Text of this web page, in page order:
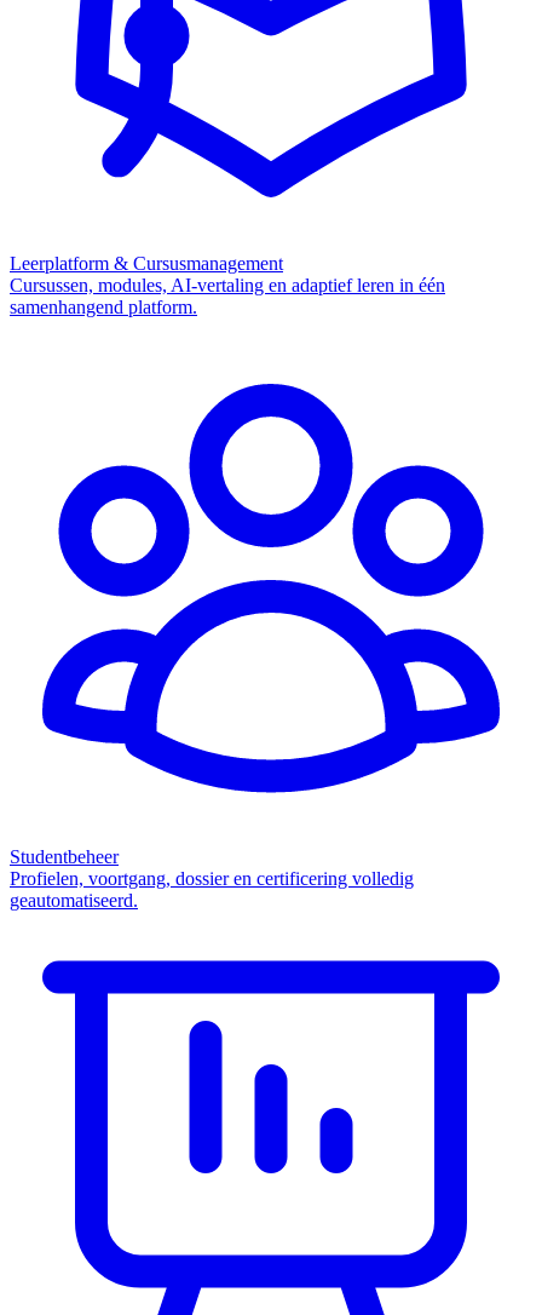
Leerplatform & Cursusmanagement
Cursussen, modules, AI-vertaling en adaptief leren in één
samenhangend platform.
Studentbeheer
Profielen, voortgang, dossier en certificering volledig
geautomatiseerd.